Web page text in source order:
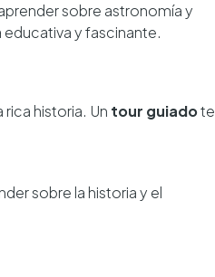
sobre astronomía y
educativa y fascinante.
historia. Un tour guiadote
sobre la historia y el